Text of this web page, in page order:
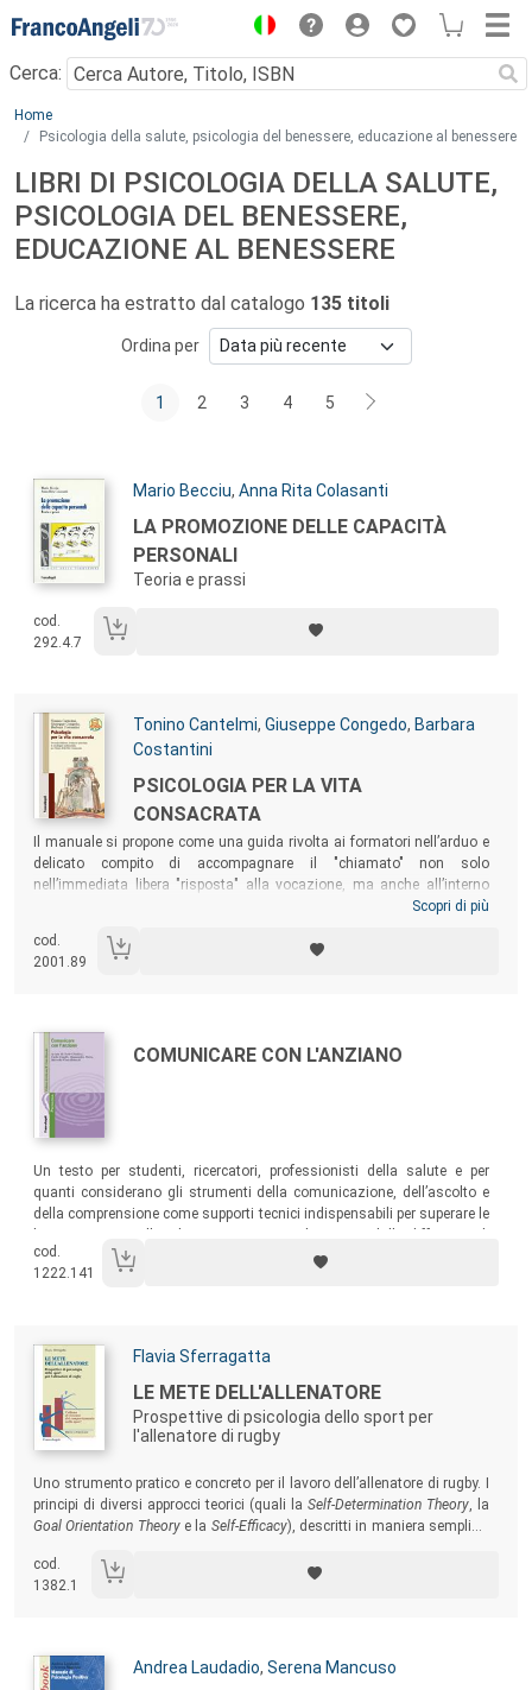
Menu
Cerca:
Main content
Home
Psicologia della salute, psicologia del benessere, educazione al benessere
LIBRI DI PSICOLOGIA DELLA SALUTE,
PSICOLOGIA DEL BENESSERE,
EDUCAZIONE AL BENESSERE
La ricerca ha estratto dal catalogo 135 titoli
Ordina per
1 2 3 4 5
Autori:
Mario Becciu, Anna Rita Colasanti
Titolo:
LA PROMOZIONE DELLE CAPACITÀ
PERSONALI
Teoria e prassi
cod.
292.4.7
Autori:
Tonino Cantelmi, Giuseppe Congedo, Barbara
Costantini
Titolo:
PSICOLOGIA PER LA VITA
CONSACRATA
Sommario:
Il manuale si propone come una guida rivolta ai formatori nell’arduo e
delicato compito di accompagnare il "chiamato" non solo
nell’immediata libera "risposta" alla vocazione, ma anche all’interno
del complesso percorso della vita consacrata. In occasione del 2015,
allegati multimediali, che approfondiscono le caratteristiche della
maturità umana del candidato alla vita consacrata o ministeriale, nei
Scopri di più
cod.
2001.89
Autori:
Titolo:
COMUNICARE CON L'ANZIANO
Un testo per studenti, ricercatori, professionisti della salute e per
quanti considerano gli strumenti della comunicazione, dell’ascolto e
della comprensione come supporti tecnici indispensabili per superare le
mentalità, costumi, tradizioni, linguaggi, comportamenti, modelli di
pensiero.
cod.
1222.141
Autori:
Flavia Sferragatta
Titolo:
LE METE DELL'ALLENATORE
Prospettive di psicologia dello sport per
l'allenatore di rugby
Uno strumento pratico e concreto per il lavoro dell’allenatore di rugby. I
principi di diversi approcci teorici (quali la Self-Determination Theory , la
Goal Orientation Theorye la Self-Efficacy), descritti in maniera semplice,
all’allenamento del rugby per offrire ai tecnici una grande varietà di
spunti applicativi.
cod.
1382.1
Autori:
Andrea Laudadio, Serena Mancuso